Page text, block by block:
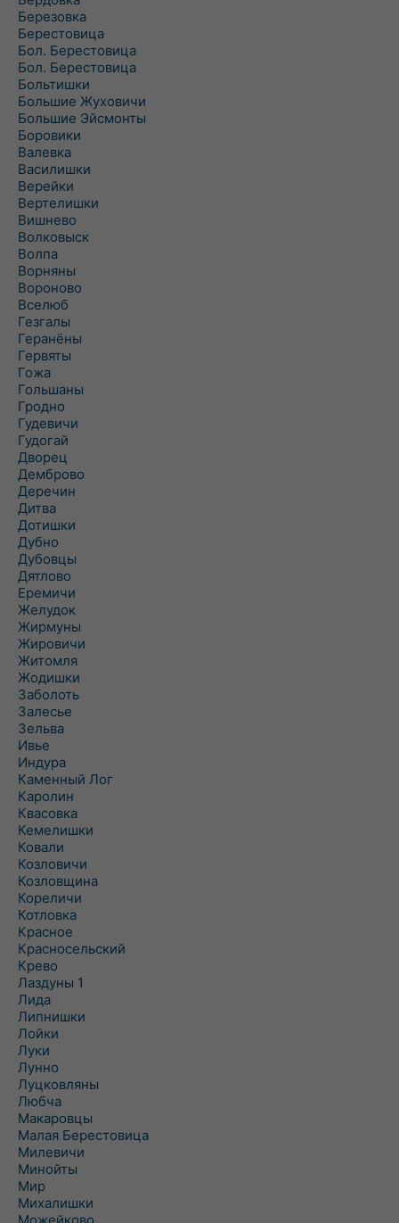
Березовка
Берестовица
Бол. Берестовица
Бол. Берестовица
Больтишки
Большие Жуховичи
Большие Эйсмонты
Боровики
Валевка
Василишки
Верейки
Вертелишки
Вишнево
Волковыск
Волпа
Ворняны
Вороново
Вселюб
Гезгалы
Геранёны
Гервяты
Гожа
Гольшаны
Гродно
Гудевичи
Гудогай
Дворец
Демброво
Деречин
Дитва
Дотишки
Дубно
Дубовцы
Дятлово
Еремичи
Желудок
Жирмуны
Жировичи
Житомля
Жодишки
Заболоть
Залесье
Зельва
Ивье
Индура
Каменный Лог
Каролин
Квасовка
Кемелишки
Ковали
Козловичи
Козловщина
Кореличи
Котловка
Красное
Красносельский
Крево
Лаздуны 1
Лида
Липнишки
Лойки
Луки
Лунно
Луцковляны
Любча
Макаровцы
Малая Берестовица
Милевичи
Минойты
Мир
Михалишки